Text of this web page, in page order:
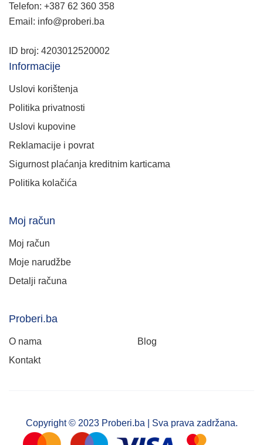
Telefon: +387 62 360 358
Email: info@proberi.ba
ID broj: 4203012520002
Informacije
Uslovi korištenja
Politika privatnosti
Uslovi kupovine
Reklamacije i povrat
Sigurnost plaćanja kreditnim karticama
Politika kolačića
Moj račun
Moj račun
Moje narudžbe
Detalji računa
Proberi.ba
O nama
Blog
Kontakt
Copyright © 2023 Proberi.ba | Sva prava zadržana.